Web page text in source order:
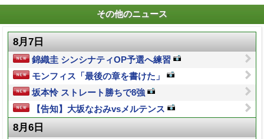
その他のニュース
8月7日
錦織圭 シンシナティOP予選へ練習
モンフィス「最後の章を書けた」
坂本怜 ストレート勝ちで8強
【告知】大坂なおみvsメルテンス
8月6日